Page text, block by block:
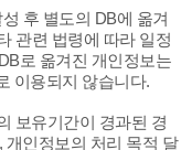
후 별도의 DB에 옮겨
관련 법령에 따라 일정
로 옮겨진 개인정보는
이용되지 않습니다.
보유기간이 경과된 경
인정보의 처리 목적 달